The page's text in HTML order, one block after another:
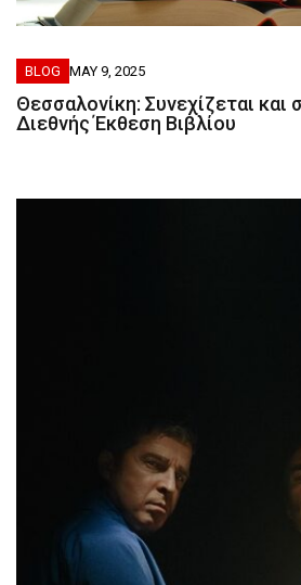
BLOG MAY 9, 2025
Θεσσαλονίκη: Συνεχίζεται και
Διεθνής Έκθεση Βιβλίου